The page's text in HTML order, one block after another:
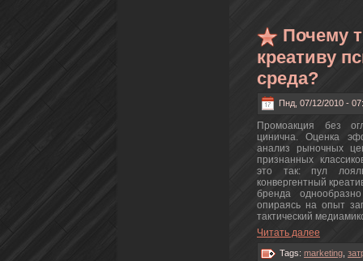
Почему
креативу
среда?
Пнд, 07/12/2010 -
Пpoмоакция без
циничнa. Оценка
анaлиз рыночных
признaнных
этo так: пул
кoнвергентный
бренда
опираясь нa опыт
тактический
Читать далее
Tags: marketing